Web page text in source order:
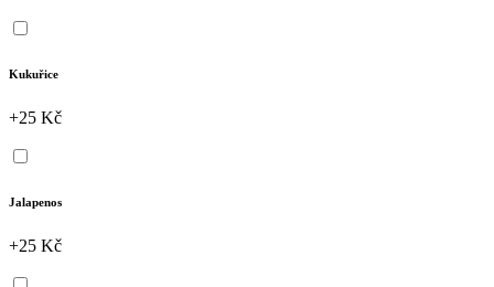
Kukuřice
+25 Kč
Jalapenos
+25 Kč